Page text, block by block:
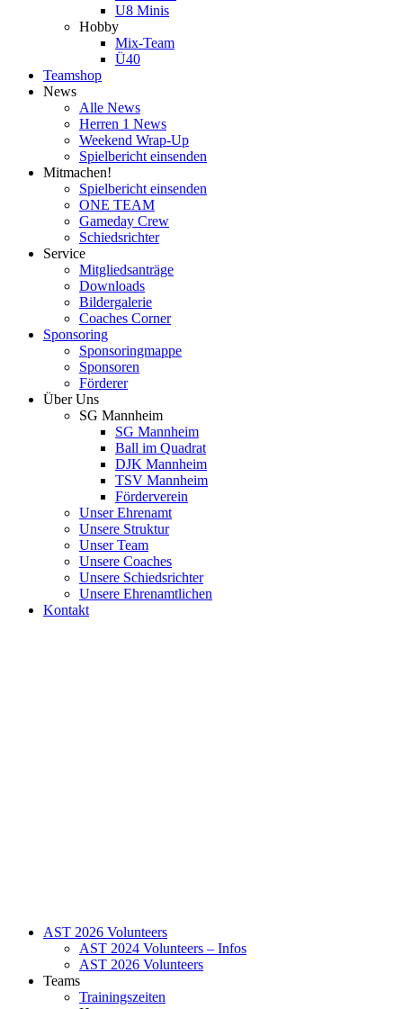
U8 Minis
Hobby
Mix-Team
Ü40
Teamshop
News
Alle News
Herren 1 News
Weekend Wrap-Up
Spielbericht einsenden
Mitmachen!
Spielbericht einsenden
ONE TEAM
Gameday Crew
Schiedsrichter
Service
Mitgliedsanträge
Downloads
Bildergalerie
Coaches Corner
Sponsoring
Sponsoringmappe
Sponsoren
Förderer
Über Uns
SG Mannheim
SG Mannheim
Ball im Quadrat
DJK Mannheim
TSV Mannheim
Förderverein
Unser Ehrenamt
Unsere Struktur
Unser Team
Unsere Coaches
Unsere Schiedsrichter
Unsere Ehrenamtlichen
Kontakt
AST 2026 Volunteers
AST 2024 Volunteers – Infos
AST 2026 Volunteers
Teams
Trainingszeiten